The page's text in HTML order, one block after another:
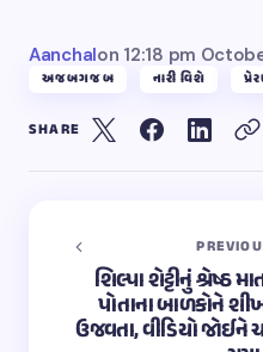
Aanchalon 12:18 pm
અજબગજબ નારી વિશે
SHARE
શિલ્પા શેટ્ટીનું શ્રેષ્ઠ
પોતાના બાળકોને
ઉજવતા, વીડિયો